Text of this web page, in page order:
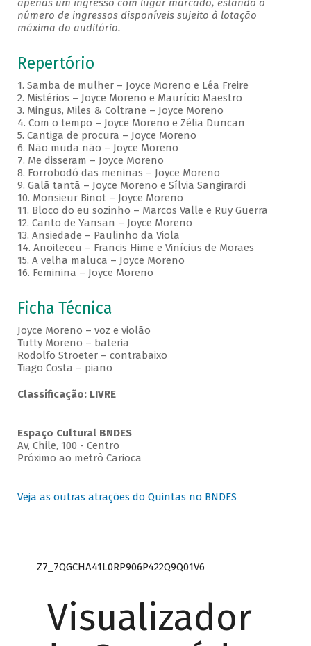
apenas um ingresso com lugar marcado, estando o
número de ingressos disponíveis sujeito à lotação
máxima do auditório.
Repertório
1. Samba de mulher – Joyce Moreno e Léa Freire
2. Mistérios – Joyce Moreno e Maurício Maestro
3. Mingus, Miles & Coltrane – Joyce Moreno
4. Com o tempo – Joyce Moreno e Zélia Duncan
5. Cantiga de procura – Joyce Moreno
6. Não muda não – Joyce Moreno
7. Me disseram – Joyce Moreno
8. Forrobodó das meninas – Joyce Moreno
9. Galã tantã – Joyce Moreno e Sílvia Sangirardi
10. Monsieur Binot – Joyce Moreno
11. Bloco do eu sozinho – Marcos Valle e Ruy Guerra
12. Canto de Yansan – Joyce Moreno
13. Ansiedade – Paulinho da Viola
14. Anoiteceu – Francis Hime e Vinícius de Moraes
15. A velha maluca – Joyce Moreno
16. Feminina – Joyce Moreno
Ficha Técnica
Joyce Moreno – voz e violão
Tutty Moreno – bateria
Rodolfo Stroeter – contrabaixo
Tiago Costa – piano
Classificação: LIVRE
Espaço Cultural BNDES
Av, Chile, 100 - Centro
Próximo ao metrô Carioca
Veja as outras atrações do Quintas no BNDES
Z7_7QGCHA41L0RP906P422Q9Q01V6
Visualizador